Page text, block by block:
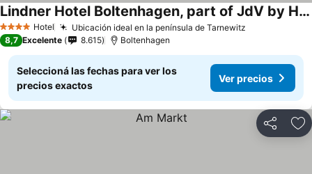
4 EstrellasHotel Ubicación ideal en la península de Tarnewitz
Lindner Hotel Boltenhagen, part of JdV by Hyatt
8,7 Excelente 8.615 Boltenhagen
Seleccioná las fechas para ver los
precios exactos
Ver precios
Compartir